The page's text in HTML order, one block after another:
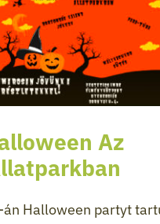
Az
Halloween partyt